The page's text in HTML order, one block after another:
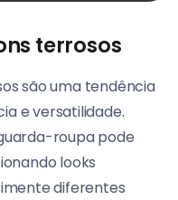
terrosos
são uma tendência
e versatilidade.
roupa pode
looks
diferentes